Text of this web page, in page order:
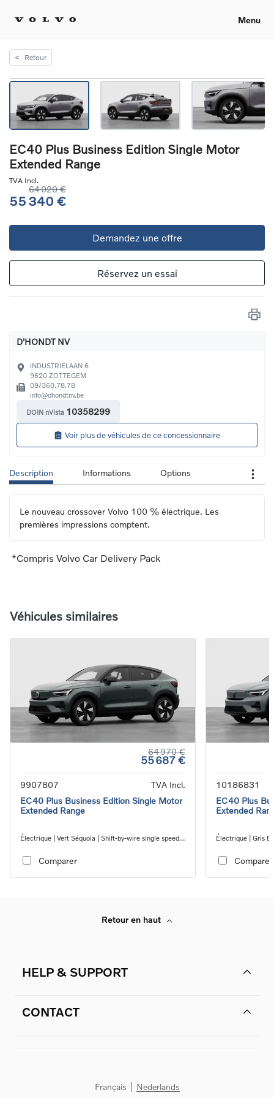
Menu
< Retour
EC40 Plus Business Edition Single Motor
Extended Range
TVA Incl.
64 020 €
55 340 €
Demandez une offre
Réservez un essai
D'HONDT NV
INDUSTRIELAAN 6
9620 ZOTTEGEM
09/360.78.78
info@dhondtnv.be
DOIN nVista 10358299
Voir plus de véhicules de ce concessionnaire
Description Informations Options
Le nouveau crossover Volvo 100 % électrique. Les
premières impressions comptent.
*Compris Volvo Car Delivery Pack
Véhicules similaires
64 970 €
55 687 €
9907807
TVA Incl.
EC40 Plus Business Edition Single Motor
Extended Range
Électrique | Vert Séquoia | Shift-by-wire single speed
Comparer
10186831
EC40 Plus
Extended
Électrique | Gris
Comparer
Retour en haut
HELP & SUPPORT
CONTACT
Français Nederlands